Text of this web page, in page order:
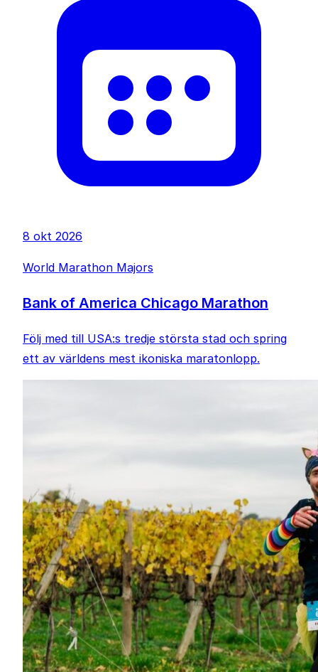
8 okt 2026
World Marathon Majors
Bank of America Chicago Marathon
Följ med till USA:s tredje största stad och spring
ett av världens mest ikoniska maratonlopp.